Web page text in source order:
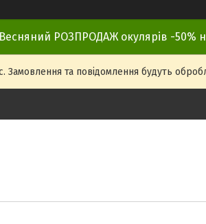
Весняний РОЗПРОДАЖ окулярів -50%
Замовлення та повідомлення будуть